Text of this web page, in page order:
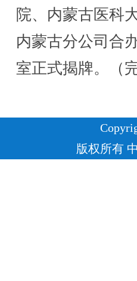
院、内蒙古医科
内蒙古分公司合
室正式揭牌。（完
版权所有